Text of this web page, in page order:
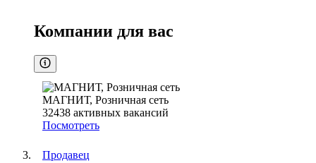
Компании для вас
МАГНИТ, Розничная сеть
32438 активных вакансий
Посмотреть
Продавец